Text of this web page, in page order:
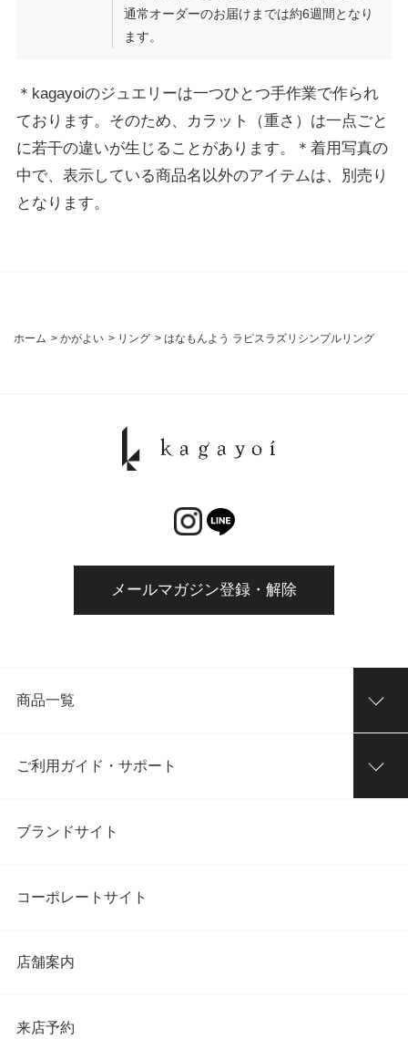
通常オーダーのお届けまでは約6週間となり
ます。
＊kagayoiのジュエリーは一つひとつ手作業で作られ
ております。そのため、カラット（重さ）は一点ごと
に若干の違いが生じることがあります。＊着用写真の
中で、表示している商品名以外のアイテムは、別売り
となります。
ホーム > かがよい > リング > はなもんよう ラピスラズリシンプルリング
メールマガジン登録・解除
商品一覧
ご利用ガイド・サポート
ブランドサイト
コーポレートサイト
店舗案内
来店予約